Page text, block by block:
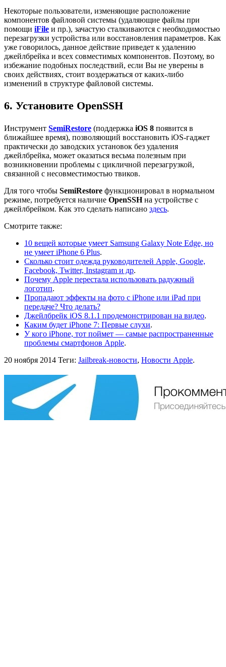
Некоторые пользователи, изменяющие расположение
компонентов файловой системы (удаляющие файлы при
помощи iFile и пр.), зачастую сталкиваются с необходимостью
перезагрузки устройства или восстановления параметров. Как
уже говорилось, данное действие приведет к удалению
джейлбрейка и всех совместимых компонентов. Поэтому, во
избежание подобных последствий, если Вы не уверены в
своих действиях, стоит воздержаться от каких-либо
изменений в структуре файловой системы.
6. Установите OpenSSH
Инструмент SemiRestore (поддержка iOS 8 появится в
ближайшее время), позволяющий восстановить iOS-гаджет
практически до заводских установок без удаления
джейлбрейка, может оказаться весьма полезным при
возникновении проблемы с цикличной перезагрузкой,
связанной с несовместимостью твиков.
Для того чтобы SemiRestore функционировал в нормальном
режиме, потребуется наличие OpenSSHна устройстве с
джейлбрейком. Как это сделать написано здесь.
Смотрите также:
10 вещей которые умеет Samsung Galaxy Note Edge, но
не умеет iPhone 6 Plus.
Сколько стоит одежда руководителей Apple, Google,
Facebook, Twitter, Instagram и др.
Почему Apple перестала использовать радужный
логотип.
Пропадают эффекты на фото с iPhone или iPad при
передаче? Что делать?
Джейлбрейк iOS 8.1.1 продемонстрирован на видео.
Каким будет iPhone 7: Первые слухи.
У кого iPhone, тот поймет — самые распространенные
проблемы смартфонов Apple.
20 ноября 2014 Теги: Jailbreak-новости, Новости Apple.